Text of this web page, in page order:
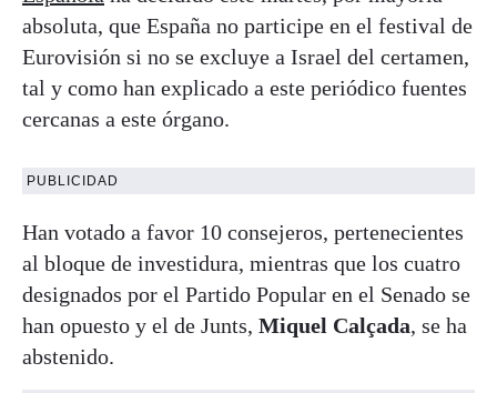
absoluta, que España no participe en el festival de
Eurovisión si no se excluye a Israel del certamen,
tal y como han explicado a este periódico fuentes
cercanas a este órgano.
PUBLICIDAD
Han votado a favor 10 consejeros, pertenecientes
al bloque de investidura, mientras que los cuatro
designados por el Partido Popular en el Senado se
han opuesto y el de Junts, Miquel Calçada, se ha
abstenido.